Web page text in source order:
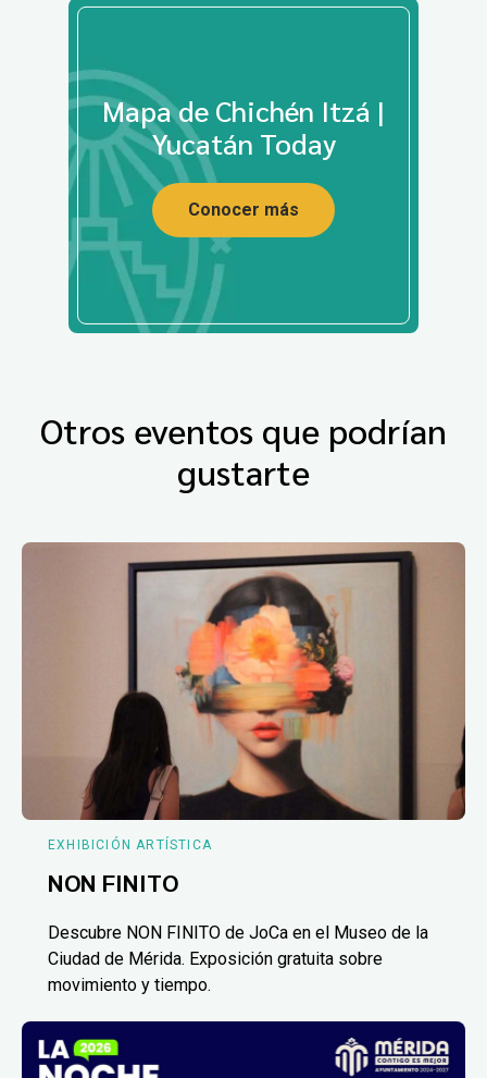
Mapa de Chichén Itzá |
Yucatán Today
Conocer más
Otros eventos que podrían
gustarte
EXHIBICIÓN ARTÍSTICA
NON FINITO
Descubre NON FINITO de JoCa en el Museo de la
Ciudad de Mérida. Exposición gratuita sobre
movimiento y tiempo.